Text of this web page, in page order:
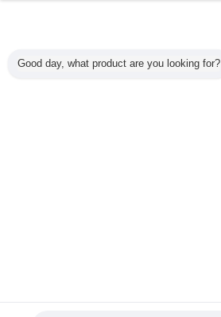
Good day, what product are you looking for?